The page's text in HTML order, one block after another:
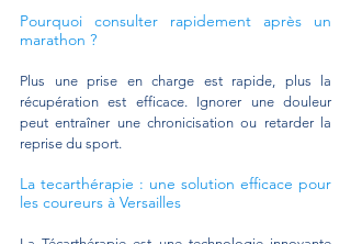
Pourquoi consulter rapidement après un
marathon ?
Plus une prise en charge est rapide, plus la
récupération est efficace. Ignorer une douleur
peut entraîner une chronicisation ou retarder la
reprise du sport.
La tecarthérapie : une solution efficace pour
les coureurs à Versailles